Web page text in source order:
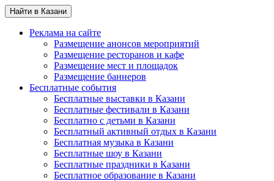
Найти в Казани
Реклама на сайте
Размещение анонсов мероприятий
Размещение ресторанов и кафе
Размещение мест и площадок
Размещение баннеров
Бесплатные события
Бесплатные выставки в Казани
Бесплатные фестивали в Казани
Бесплатно с детьми в Казани
Бесплатный активный отдых в Казани
Бесплатная музыка в Казани
Бесплатные шоу в Казани
Бесплатные праздники в Казани
Бесплатное образование в Казани